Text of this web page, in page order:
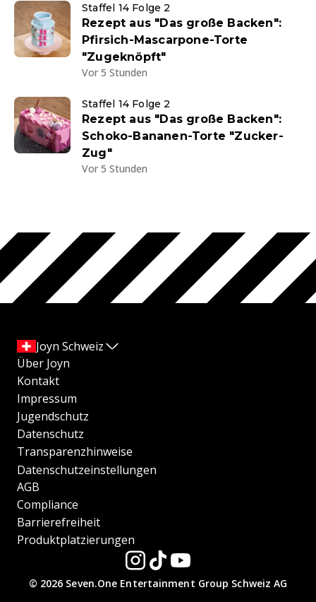
Staffel 14 Folge 2
Rezept aus "Das große Backen":
Pfirsich-Mascarpone-Torte
"Zugeknöpft"
Vor 5 Stunden
Staffel 14 Folge 2
Rezept aus "Das große Backen":
Schoko-Bananen-Torte "Zucker-
Zug"
Vor 5 Stunden
Joyn Schweiz
Über Joyn
Kontakt
Impressum
Jugendschutz
Datenschutz
Transparenzhinweise
Datenschutzeinstellungen
AGB
Compliance
Barrierefreiheit
Produktplatzierungen
© 2026 Seven.One Entertainment Group Schweiz AG